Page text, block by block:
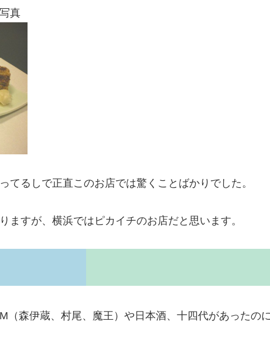
真
てるしで正直このお店では驚くことばかりでした。
ますが、横浜ではピカイチのお店だと思います。
（森伊蔵、村尾、魔王）や日本酒、十四代があったの